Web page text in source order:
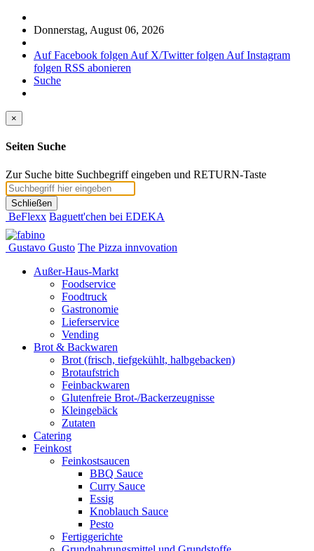
Donnerstag, August 06, 2026
Auf Facebook folgen Auf X/Twitter folgen Auf Instagram
folgen RSS abonieren
Suche
×
Seiten Suche
Zur Suche bitte Suchbegriff eingeben und RETURN-Taste
Schließen
BeFlexx Baguett'chen bei EDEKA
Gustavo Gusto The Pizza innvovation
Außer-Haus-Markt
Foodservice
Foodtruck
Gastronomie
Lieferservice
Vending
Brot & Backwaren
Brot (frisch, tiefgekühlt, halbgebacken)
Brotaufstrich
Feinbackwaren
Glutenfreie Brot-/Backerzeugnisse
Kleingebäck
Zutaten
Catering
Feinkost
Feinkostsaucen
BBQ Sauce
Curry Sauce
Essig
Knoblauch Sauce
Pesto
Fertiggerichte